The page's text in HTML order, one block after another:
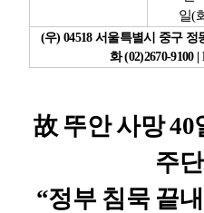
일(
(우) 04518서울특별시 중구 정
화(02)2670-9100 |
故 뚜안 사망40
주
“정부 침묵 끝